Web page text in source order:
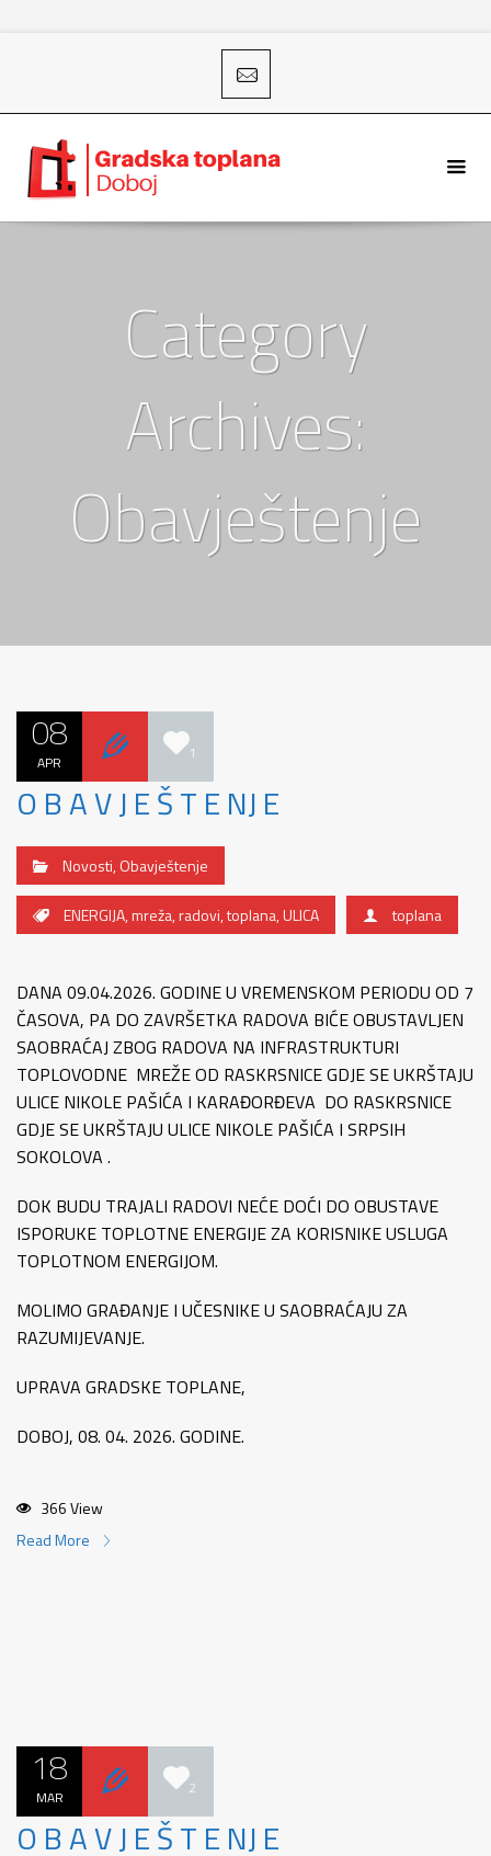
Category
Archives:
Obavještenje
08
APR 1
O B A V J E Š T E NJ E
Novosti,Obavještenje
ENERGIJA,mreža,radovi,toplana,ULICA toplana
DANA 09.04.2026. GODINE U VREMENSKOM PERIODU OD 7
ČASOVA, PA DO ZAVRŠETKA RADOVA BIĆE OBUSTAVLJEN
SAOBRAĆAJ ZBOG RADOVA NA INFRASTRUKTURI
TOPLOVODNE MREŽE OD RASKRSNICE GDJE SE UKRŠTAJU
ULICE NIKOLE PAŠIĆA I KARAĐORĐEVA DO RASKRSNICE
GDJE SE UKRŠTAJU ULICE NIKOLE PAŠIĆA I SRPSIH
SOKOLOVA .
DOK BUDU TRAJALI RADOVI NEĆE DOĆI DO OBUSTAVE
ISPORUKE TOPLOTNE ENERGIJE ZA KORISNIKE USLUGA
TOPLOTNOM ENERGIJOM.
MOLIMO GRAĐANJE I UČESNIKE U SAOBRAĆAJU ZA
RAZUMIJEVANJE.
UPRAVA GRADSKE TOPLANE,
DOBOJ, 08. 04. 2026. GODINE.
366 View
Read More
18
MAR 2
O B A V J E Š T E NJ E